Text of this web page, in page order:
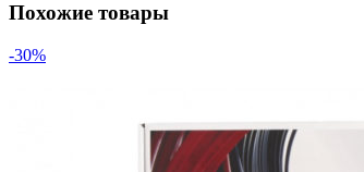
Похожие товары
-30%